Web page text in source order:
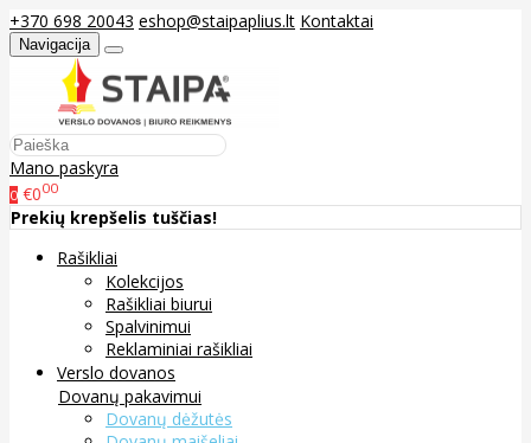
+370 698 20043 eshop@staipaplius.lt Kontaktai
Navigacija
Mano paskyra
0 €000
Prekių krepšelis tuščias!
Rašikliai
Kolekcijos
Rašikliai biurui
Spalvinimui
Reklaminiai rašikliai
Verslo dovanos
Dovanų pakavimui
Dovanų dėžutės